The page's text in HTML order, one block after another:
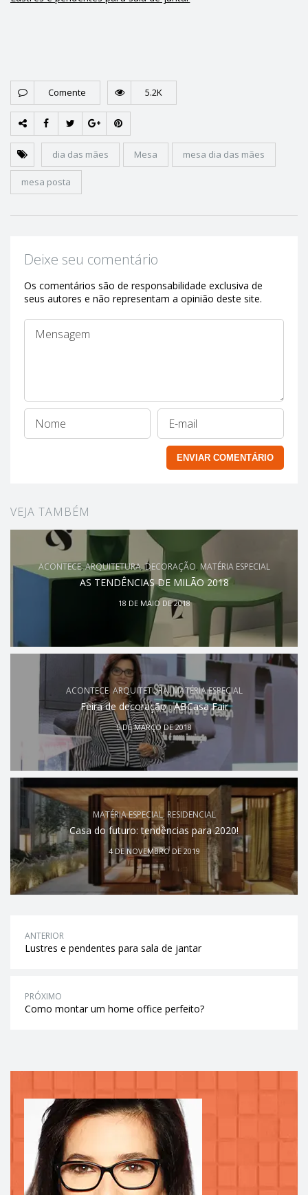
Comente 5.2K
dia das mães Mesa mesa dia das mães
mesa posta
Deixe seu comentário
Os comentários são de responsabilidade exclusiva de
seus autores e não representam a opinião deste site.
VEJA TAMBÉM
ACONTECE,ARQUITETURA,DECORAÇÃO, MATÉRIA ESPECIAL
AS TENDÊNCIAS DE MILÃO 2018
18 DE MAIO DE 2018
ACONTECE, ARQUITETURA,MATÉRIA ESPECIAL
Feira de decoração : ABCasa Fair
5 DE MARÇO DE 2018
MATÉRIA ESPECIAL, RESIDENCIAL
Casa do futuro: tendências para 2020!
4 DE NOVEMBRO DE 2019
ANTERIOR
Lustres e pendentes para sala de jantar
PRÓXIMO
Como montar um home office perfeito?